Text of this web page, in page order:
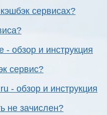
сервисах?
- обзор и инструкция
сервис?
- обзор и инструкция
не зачислен?